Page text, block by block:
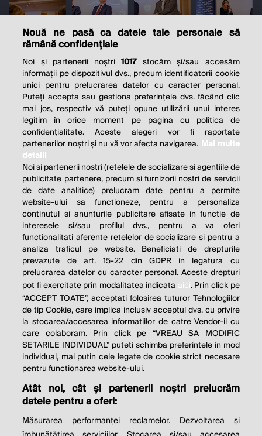
THE SOCIAL RESPONSIBILITY OF
BUSINESS IS TO INCREASE ITS
PROFITS.
Milton Friedman
© 2026 Profit.ro. Toate drepturile rezervate.
Dezvoltat de1616.ro
Contact Publicitate
Politica de cookie Politica de
Nouă ne pasă ca datele tale personale să
rămână confidențiale
Noi și partenerii noștri1017 stocăm și/sau accesăm
informații pe dispozitivul dvs., precum identificatorii cookie
unici pentru prelucrarea datelor cu caracter personal.
Puteți accepta sau gestiona preferințele dvs. făcând clic
mai jos, respectiv vă puteți opune utilizării unui interes
legitim în orice moment pe pagina cu politica de
confidențialitate. Aceste alegeri vor fi raportate
partenerilor noștri și nu vă vor afecta navigarea. Mai multe
detalii
Noi si partenerii nostri (retelele de socializare si agentiile de
publicitate partenere, precum si furnizorii nostri de servicii
de date analitice) prelucram date pentru a permite
website-ului sa functioneze, pentru a personaliza
continutul si anunturile publicitare afisate in functie de
interesele si/sau profilul dvs., pentru a va oferi
functionalitati aferente retelelor de socializare si pentru a
analiza traficul pe website. Beneficiati de drepturile
prevazute de art. 15-22 din GDPR in legatura cu
prelucrarea datelor cu caracter personal. Aceste drepturi
pot fi exercitate prin modalitatea indicata aici. Prin click pe
“ACCEPT TOATE”, acceptati folosirea tuturor Tehnologiilor
de tip Cookie, care implica inclusiv acceptul dvs. cu privire
la stocarea/accesarea informatiilor de catre Vendor-ii cu
care colaboram. Prin click pe “VREAU SA MODIFIC
SETARILE INDIVIDUAL” puteti schimba preferintele in mod
individual, mai putin cele legate de cookie strict necesare
pentru functionarea website-ului.
Atât noi, cât și partenerii noștri prelucrăm
datele pentru a oferi:
Măsurarea performanței reclamelor. Dezvoltarea și